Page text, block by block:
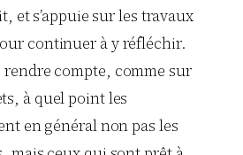
et s’appuie sur les travaux
continuer à y réfléchir.
rendre compte, comme sur
à quel point les
en général non pas les